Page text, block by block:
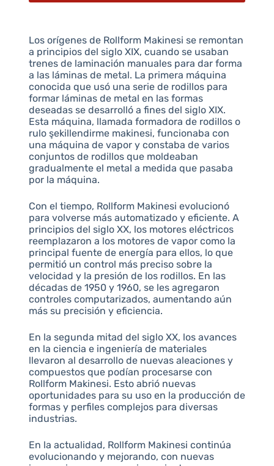
Los orígenes de Rollform Makinesi se remontan
a principios del siglo XIX, cuando se usaban
trenes de laminación manuales para dar forma
a las láminas de metal. La primera máquina
conocida que usó una serie de rodillos para
formar láminas de metal en las formas
deseadas se desarrolló a fines del siglo XIX.
Esta máquina, llamada formadora de rodillos o
rulo şekillendirme makinesi, funcionaba con
una máquina de vapor y constaba de varios
conjuntos de rodillos que moldeaban
gradualmente el metal a medida que pasaba
por la máquina.
Con el tiempo, Rollform Makinesi evolucionó
para volverse más automatizado y eficiente. A
principios del siglo XX, los motores eléctricos
reemplazaron a los motores de vapor como la
principal fuente de energía para ellos, lo que
permitió un control más preciso sobre la
velocidad y la presión de los rodillos. En las
décadas de 1950 y 1960, se les agregaron
controles computarizados, aumentando aún
más su precisión y eficiencia.
En la segunda mitad del siglo XX, los avances
en la ciencia e ingeniería de materiales
llevaron al desarrollo de nuevas aleaciones y
compuestos que podían procesarse con
Rollform Makinesi. Esto abrió nuevas
oportunidades para su uso en la producción de
formas y perfiles complejos para diversas
industrias.
En la actualidad, Rollform Makinesi continúa
evolucionando y mejorando, con nuevas